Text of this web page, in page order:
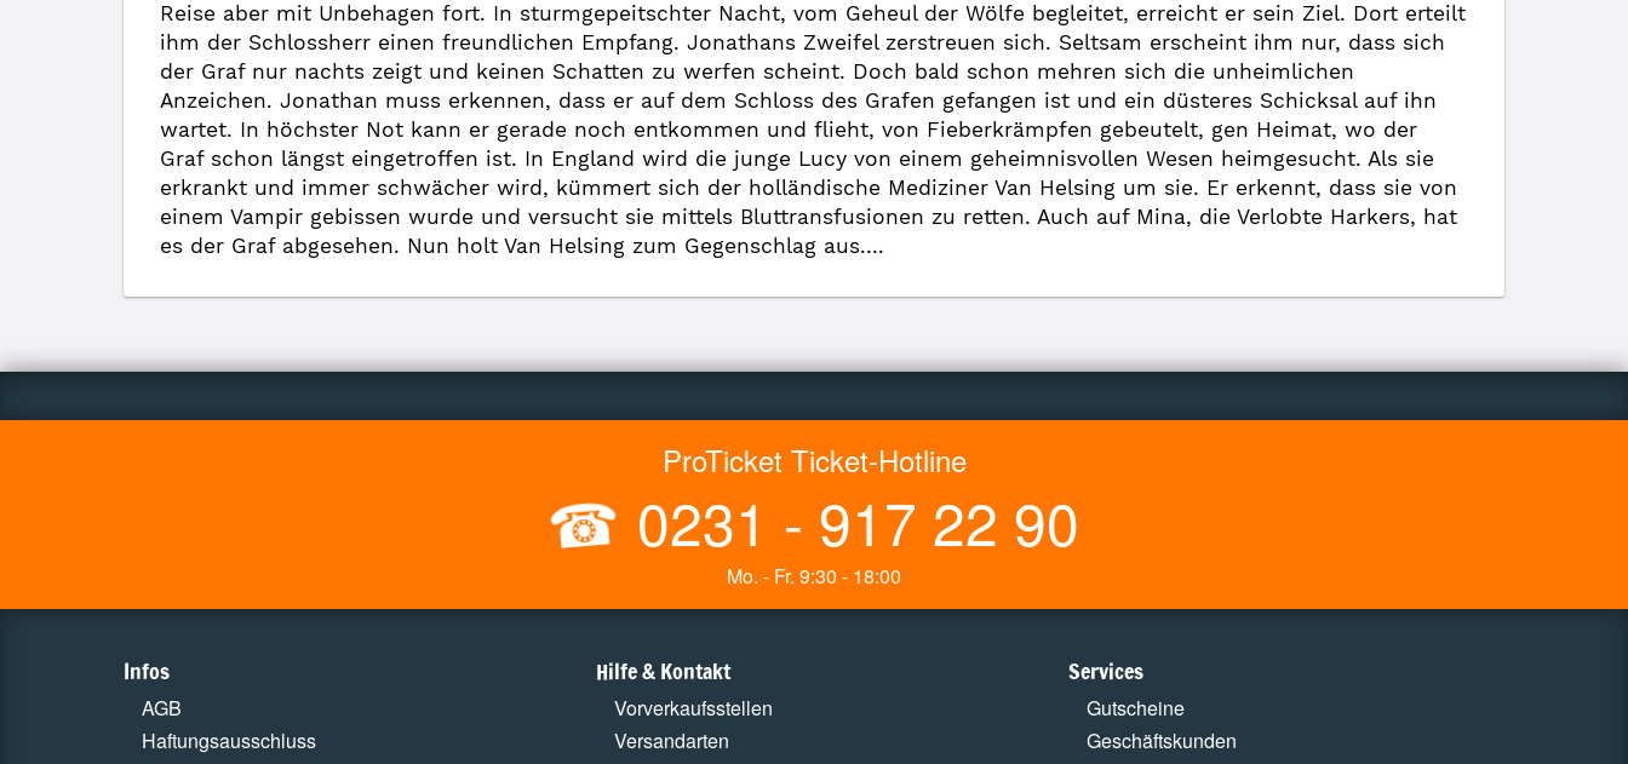
Reise aber mit Unbehagen fort. In sturmgepeitschter Nacht, vom Geheul der Wölfe begleitet, erreicht er sein Ziel. Dort erteilt
ihm der Schlossherr einen freundlichen Empfang. Jonathans Zweifel zerstreuen sich. Seltsam erscheint ihm nur, dass sich
der Graf nur nachts zeigt und keinen Schatten zu werfen scheint. Doch bald schon mehren sich die unheimlichen
Anzeichen. Jonathan muss erkennen, dass er auf dem Schloss des Grafen gefangen ist und ein düsteres Schicksal auf ihn
wartet. In höchster Not kann er gerade noch entkommen und flieht, von Fieberkrämpfen gebeutelt, gen Heimat, wo der
Graf schon längst eingetroffen ist. In England wird die junge Lucy von einem geheimnisvollen Wesen heimgesucht. Als sie
erkrankt und immer schwächer wird, kümmert sich der holländische Mediziner Van Helsing um sie. Er erkennt, dass sie von
einem Vampir gebissen wurde und versucht sie mittels Bluttransfusionen zu retten. Auch auf Mina, die Verlobte Harkers, hat
es der Graf abgesehen. Nun holt Van Helsing zum Gegenschlag aus....
ProTicket Ticket-Hotline
☎ 0231 - 917 22 90
Mo. - Fr. 9:30 - 18:00
Infos
AGB
Haftungsausschluss
Hilfe & Kontakt
Vorverkaufsstellen
Versandarten
Services
Gutscheine
Geschäftskunden